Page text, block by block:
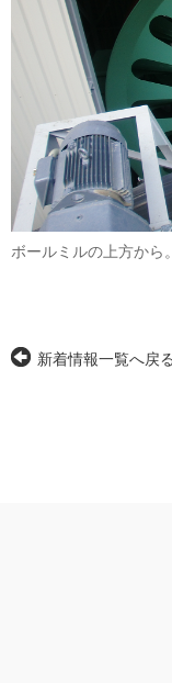
ボールミルの上方から
新着情報一覧へ戻る